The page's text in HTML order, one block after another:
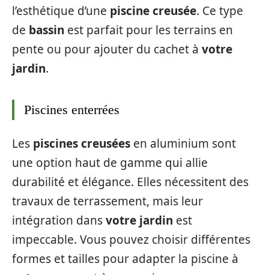
l’esthétique d’une piscine creusée. Ce type
de bassin est parfait pour les terrains en
pente ou pour ajouter du cachet à votre
jardin.
Piscines enterrées
Les piscines creusées en aluminium sont
une option haut de gamme qui allie
durabilité et élégance. Elles nécessitent des
travaux de terrassement, mais leur
intégration dansvotre jardin est
impeccable. Vous pouvez choisir différentes
formes et tailles pour adapter la piscine à